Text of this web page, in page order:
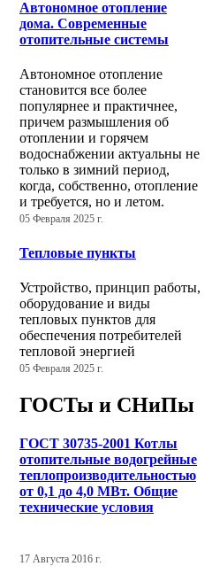
Автономное отопление
дома. Современные
отопительные системы
Автономное отопление
становится все более
популярнее и практичнее,
причем размышления об
отоплении и горячем
водоснабжении актуальны не
только в зимний период,
когда, собственно, отопление
и требуется, но и летом.
05 Февраля 2025 г.
Тепловые пункты
Устройство, принцип работы,
оборудование и виды
тепловых пунктов для
обеспечения потребителей
тепловой энергией
05 Февраля 2025 г.
ГОСТы и СНиПы
ГОСТ 30735-2001 Котлы
отопительные водогрейные
теплопроизводительностью
от 0,1 до 4,0 МВт. Общие
технические условия
17 Августа 2016 г.